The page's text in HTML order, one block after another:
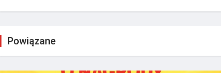
Powiązane